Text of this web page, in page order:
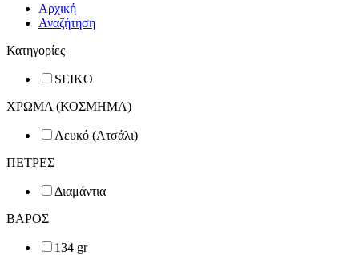
Αρχική
Αναζήτηση
Κατηγορίες
SEIKO
ΧΡΩΜΑ (ΚΟΣΜΗΜΑ)
Λευκό (Ατσάλι)
ΠΕΤΡΕΣ
Διαμάντια
ΒΑΡΟΣ
134 gr